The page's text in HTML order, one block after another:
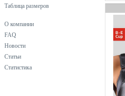
Jockey
JoJo Maman Bébé
Joop!
JOOP! JEANS
Karl Lagerfeld
Таблица размеров
О компании
FAQ
Новости
Статьи
Статистика